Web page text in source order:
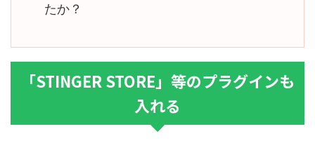
たか？
「STINGER STORE」等のプラグインも
入れる